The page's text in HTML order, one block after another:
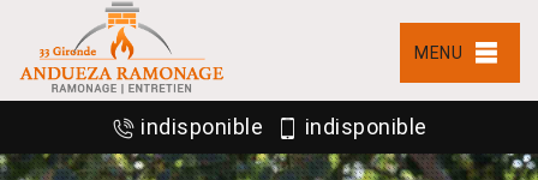
MENU
indisponible indisponible